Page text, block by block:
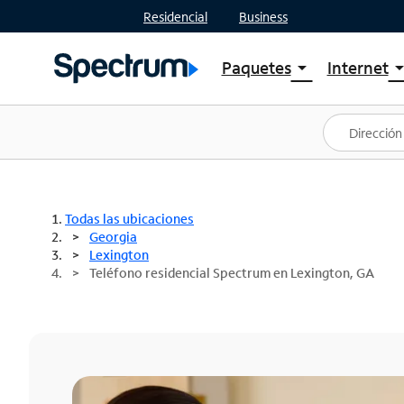
Residencial Business
Paquetesarrow_drop_down
Ver paquetes
Spectrum One
Mejores ofertas
Internetarrow_drop_down
Planes
Todas las ubicaciones
Georgia
Lexington
Teléfono residencial Spectrum en Lexington, GA